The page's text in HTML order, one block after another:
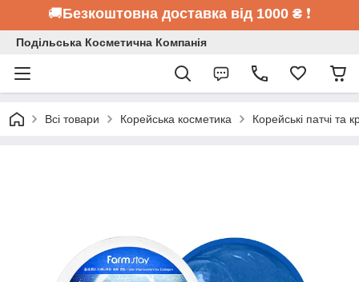
🚚Безкоштовна доставка від 1000 ₴ ❗
Подільська Косметична Компанія
Всі товари Корейська косметика Корейські патчі та